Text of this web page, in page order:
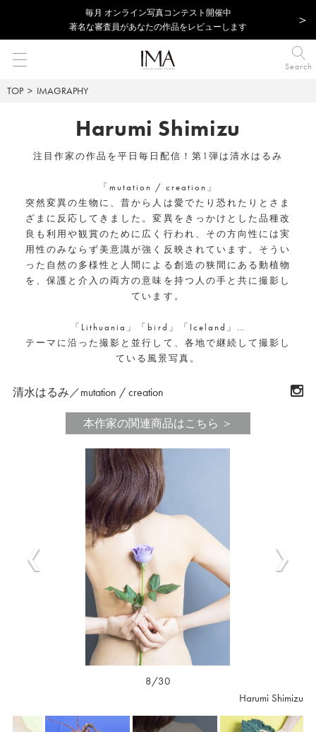
毎⽉ オンライン写真コンテスト開催中
著名な審査員があなたの作品をレビューします
Search
TOP IMAGRAPHY
Harumi Shimizu
注目作家の作品を平日毎日配信！第1弾は清水はるみ
「mutation / creation」
突然変異の生物に、昔から人は愛でたり恐れたりとさま
ざまに反応してきました。変異をきっかけとした品種改
良も利用や観賞のために広く行われ、その方向性には実
用性のみならず美意識が強く反映されています。そうい
った自然の多様性と人間による創造の狭間にある動植物
を、保護と介入の両方の意味を持つ人の手と共に撮影し
ています。
「Lithuania」「bird」「Iceland」…
テーマに沿った撮影と並行して、各地で継続して撮影し
ている風景写真。
清水はるみ／mutation / creation
本作家の関連商品はこちら ＞
9/30
Harumi Shimizu